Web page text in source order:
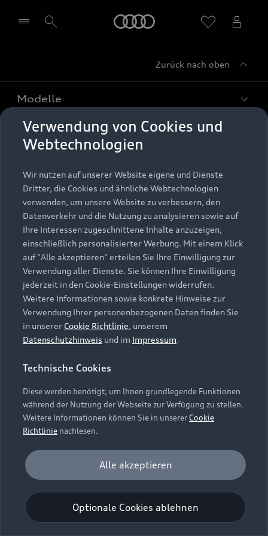
Zurück nach oben
Modelle
Alle Modelle
Elektromodelle
Plug-in-Hybride
Kaufen & leasen
Neuwagensuche
Gebrauchtwagensuche
Gebrauchtwagen
Finanzierung
Aktionen & Angebote
Geschäftskunden
Saisonale Angebote
Audi Services
Garantie
Audi digital services
myAudi
Support
Kundenservice
Händlersuche
Audi Code
Häufige Fragen (FAQ)
Audi Online Beratung
Bordbuch & Bedienungsanleitungen
Verträge kündigen
Vertrag widerrufen
Über Audi
Unternehmen
Karriere
Investor Relations
Presse & Media Center
Datenschutz
Audi erleben
Newsletter
© 2026 AUDI AG. Alle Rechte vorbehalten
Datenschutzinformation
Cookie-Richtlinie
Barrierefreiheit
Digital Services Act
EU Data Act
Embleme am Fahrzeug bei allen Abbildungen auf dieser
Webseite kann abweichen.
Verwendung von Cookies und
Webtechnologien
Wir nutzen auf unserer Website eigene und Dienste
Dritter, die Cookies und ähnliche Webtechnologien
verwenden, um unsere Website zu verbessern, den
Datenverkehr und die Nutzung zu analysieren sowie auf
Ihre Interessen zugeschnittene Inhalte anzuzeigen,
einschließlich personalisierter Werbung. Mit einem Klick
auf "Alle akzeptieren" erteilen Sie Ihre Einwilligung zur
Verwendung aller Dienste. Sie können Ihre Einwilligung
jederzeit in den Cookie-Einstellungen widerrufen.
Weitere Informationen sowie konkrete Hinweise zur
Verwendung Ihrer personenbezogenen Daten finden Sie
in unserer Cookie Richtlinie, unserem
Datenschutzhinweis und im Impressum.
Technische Cookies
Diese werden benötigt, um Ihnen grundlegende Funktionen
während der Nutzung der Webseite zur Verfügung zu stellen.
Weitere Informationen können Sie in unsererCookie
Richtlinie nachlesen.
Analyse und Statistik
Performance Cookies sammeln Informationen
darüber, wie unsere Webseite genutzt wird (z. B.
Anzahl der Besuche, Verweildauer). Diese Cookies
werden zur Optimierung der Webseite verwendet.
Optionale Cookies ablehnen
Alle akzeptieren